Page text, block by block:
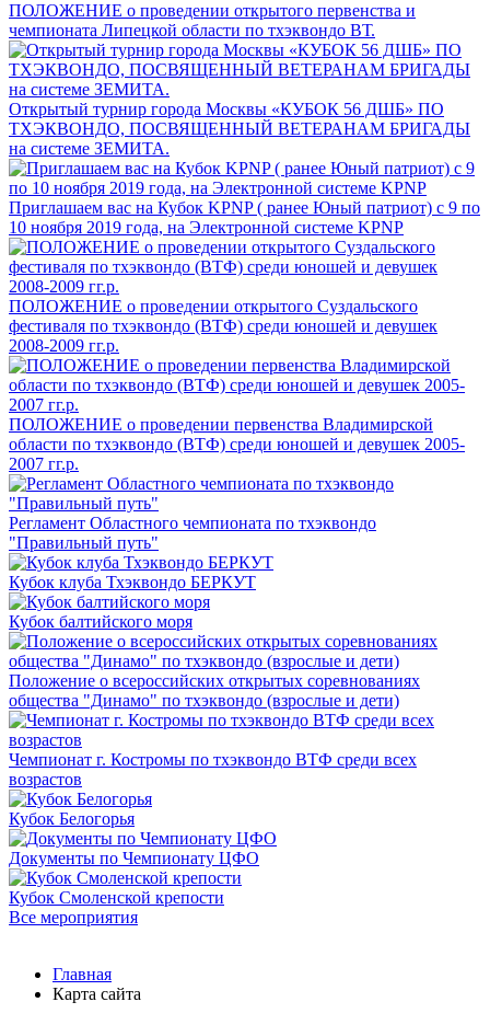
ПОЛОЖЕНИЕ о проведении открытого первенства и
чемпионата Липецкой области по тхэквондо ВТ.
Открытый турнир города Москвы «КУБОК 56 ДШБ» ПО
ТХЭКВОНДО, ПОСВЯЩЕННЫЙ ВЕТЕРАНАМ БРИГАДЫ
на системе ЗЕМИТА.
Приглашаем вас на Кубок KPNP ( ранее Юный патриот) с 9 по
10 ноября 2019 года, на Электронной системе KPNP
ПОЛОЖЕНИЕ о проведении открытого Суздальского
фестиваля по тхэквондо (ВТФ) среди юношей и девушек
2008-2009 гг.р.
ПОЛОЖЕНИЕ о проведении первенства Владимирской
области по тхэквондо (ВТФ) среди юношей и девушек 2005-
2007 гг.р.
Регламент Областного чемпионата по тхэквондо
"Правильный путь"
Кубок клуба Тхэквондо БЕРКУТ
Кубок балтийского моря
Положение о всероссийских открытых соревнованиях
общества "Динамо" по тхэквондо (взрослые и дети)
Чемпионат г. Костромы по тхэквондо ВТФ среди всех
возрастов
Кубок Белогорья
Документы по Чемпионату ЦФО
Кубок Смоленской крепости
Все мероприятия
Главная
Карта сайта